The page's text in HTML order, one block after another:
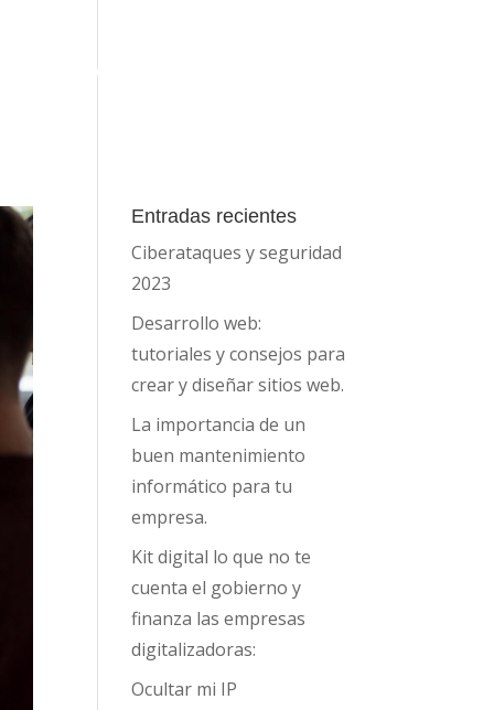
Contacto
Entradas recientes
Ciberataques y seguridad
2023
Desarrollo web:
tutoriales y consejos para
crear y diseñar sitios web.
La importancia de un
buen mantenimiento
informático para tu
empresa.
Kit digital lo que no te
cuenta el gobierno y
finanza las empresas
digitalizadoras:
Ocultar mi IP